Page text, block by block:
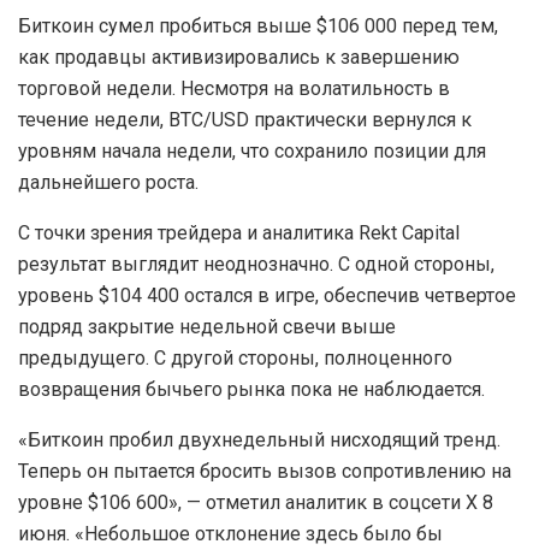
Биткоин сумел пробиться выше $106 000 перед тем,
как продавцы активизировались к завершению
торговой недели. Несмотря на волатильность в
течение недели, BTC/USD практически вернулся к
уровням начала недели, что сохранило позиции для
дальнейшего роста.
С точки зрения трейдера и аналитика Rekt Capital
результат выглядит неоднозначно. С одной стороны,
уровень $104 400 остался в игре, обеспечив четвертое
подряд закрытие недельной свечи выше
предыдущего. С другой стороны, полноценного
возвращения бычьего рынка пока не наблюдается.
«Биткоин пробил двухнедельный нисходящий тренд.
Теперь он пытается бросить вызов сопротивлению на
уровне $106 600», — отметил аналитик в соцсети X 8
июня. «Небольшое отклонение здесь было бы